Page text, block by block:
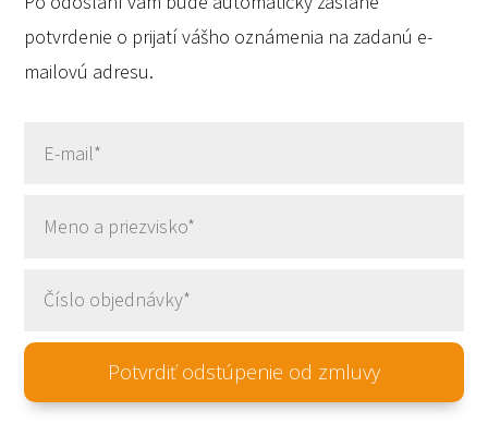
potvrdenie o prijatí vášho oznámenia na zadanú e-
mailovú adresu.
Potvrdiť odstúpenie od zmluvy